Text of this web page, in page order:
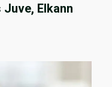
Juve, Elkann